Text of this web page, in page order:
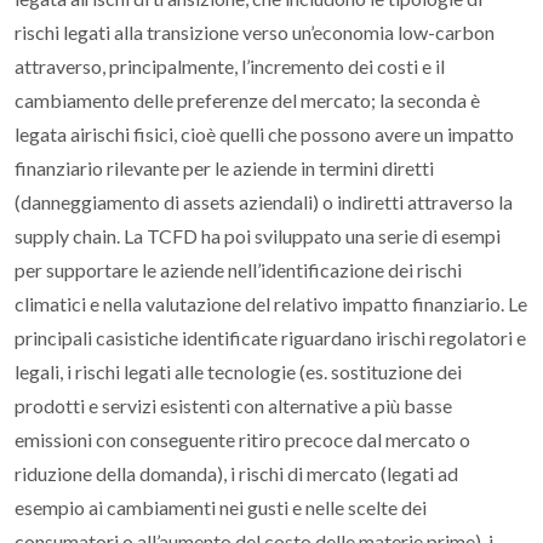
rischi legati alla transizione verso un’economia low-carbon
attraverso, principalmente, l’incremento dei costi e il
cambiamento delle preferenze del mercato; la seconda è
legata airischi fisici, cioè quelli che possono avere un impatto
finanziario rilevante per le aziende in termini diretti
(danneggiamento diassets aziendali) o indiretti attraverso la
supply chain. La TCFD ha poi sviluppato una serie di esempi
per supportare le aziende nell’identificazione dei rischi
climatici e nella valutazione del relativo impatto finanziario. Le
principali casistiche identificate riguardano irischi regolatori e
legali, i rischi legati alletecnologie(es. sostituzione dei
prodotti e servizi esistenti con alternative a più basse
emissioni con conseguente ritiro precoce dal mercato o
riduzione della domanda), irischi di mercato (legati ad
esempio ai cambiamenti nei gusti e nelle scelte dei